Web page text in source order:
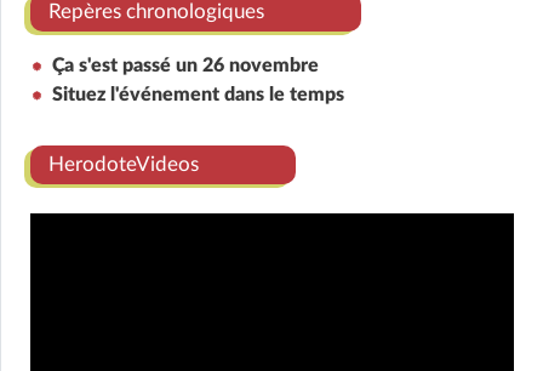
Repères chronologiques
Ça s'est passé un 26 novembre
Situez l'événement dans le temps
HerodoteVideos